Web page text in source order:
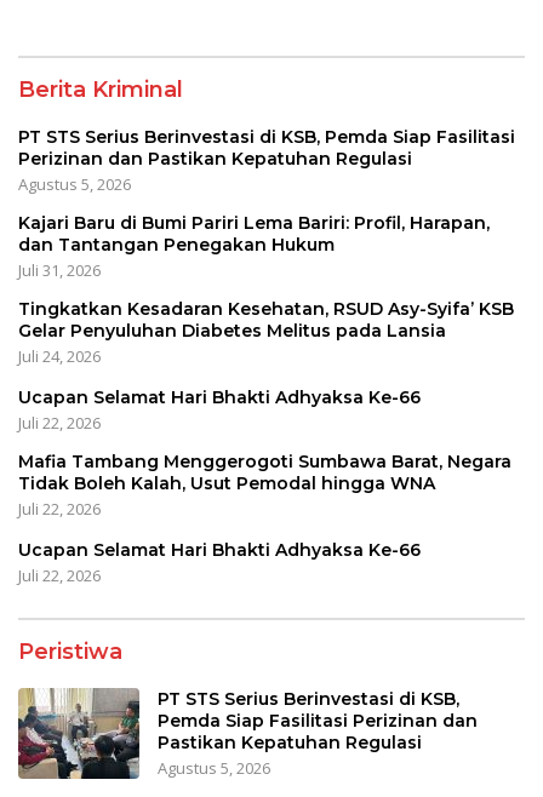
Berita Kriminal
PT STS Serius Berinvestasi di KSB, Pemda Siap Fasilitasi
Perizinan dan Pastikan Kepatuhan Regulasi
Agustus 5, 2026
Kajari Baru di Bumi Pariri Lema Bariri: Profil, Harapan,
dan Tantangan Penegakan Hukum
Juli 31, 2026
Tingkatkan Kesadaran Kesehatan, RSUD Asy-Syifa’ KSB
Gelar Penyuluhan Diabetes Melitus pada Lansia
Juli 24, 2026
Ucapan Selamat Hari Bhakti Adhyaksa Ke-66
Juli 22, 2026
Mafia Tambang Menggerogoti Sumbawa Barat, Negara
Tidak Boleh Kalah, Usut Pemodal hingga WNA
Juli 22, 2026
Ucapan Selamat Hari Bhakti Adhyaksa Ke-66
Juli 22, 2026
Peristiwa
PT STS Serius Berinvestasi di KSB,
Pemda Siap Fasilitasi Perizinan dan
Pastikan Kepatuhan Regulasi
Agustus 5, 2026